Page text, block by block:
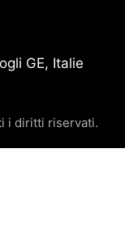
GE, Italie
i diritti riservati.